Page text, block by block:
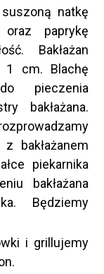
natkę
paprykę
Bakłażan
1 cm. Blachę
pieczenia
bakłażana.
bakłażanem
piekarnika
bakłażana
Będziemy
i grillujemy